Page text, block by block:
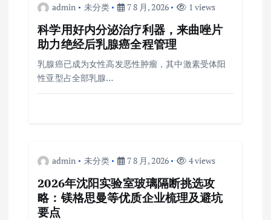
admin 未分类 7 8 月, 2026 1 views
科学用好内分泌治疗利器，来曲唑片
助力绝经后乳腺癌全程管理
乳腺癌已成为女性高发恶性肿瘤，其中激素受体阳
性亚型占全部乳腺…
admin 未分类 7 8 月, 2026 4 views
2026年沈阳实验室玻璃隔断挑选攻
略：镁格思曼等优质企业梳理及避坑
要点